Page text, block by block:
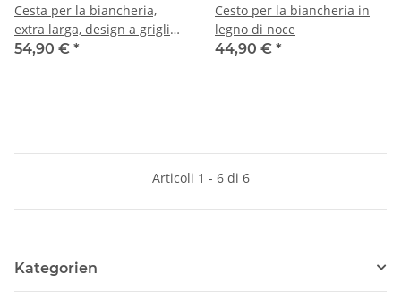
Cesta per la biancheria,
extra larga, design a griglia,
legno di noce
54,90 € *
Cesto per la biancheria in
legno di noce
44,90 € *
Articoli 1 - 6 di 6
Kategorien